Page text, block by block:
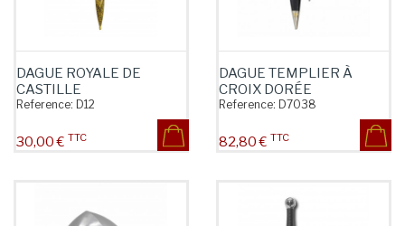
DAGUE ROYALE DE
CASTILLE
Reference: D12
Prix
30,00 € TTC
DAGUE TEMPLIER À
CROIX DORÉE
Reference: D7038
Prix
82,80 € TTC